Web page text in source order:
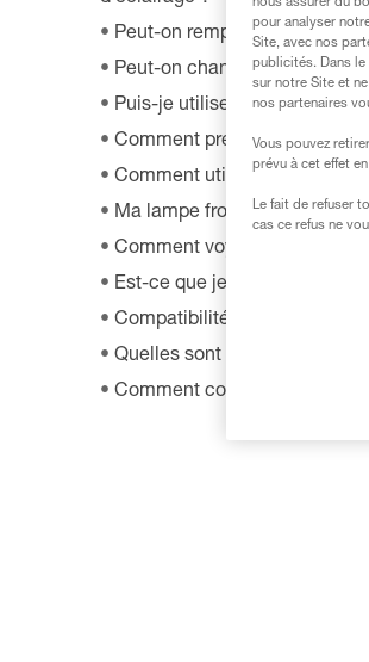
Peut-on remplacer une led
Peut-on changer l’ampoule
Puis-je utiliser ma lampe sur
Comment prendre soin d'un
Comment utiliser ma lampe
Ma lampe frontale n'éclaire
Comment voyager en avion
Est-ce que je peux installer
Compatibilité des lampes
Quelles sont les batteries
Comment commander un
nous assurer du
pour analyser
Site, avec nos
publicités. Dans
sur notre Site et
nos partenaires
Vous pouvez
prévu à cet effet
Le fait de refuser
cas ce refus ne